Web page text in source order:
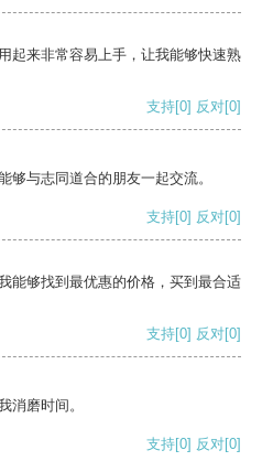
起来非常容易上手，让我能够快速熟
支持[0] 反对[0]
够与志同道合的朋友一起交流。
支持[0] 反对[0]
能够找到最优惠的价格，买到最合适
支持[0] 反对[0]
消磨时间。
支持[0] 反对[0]